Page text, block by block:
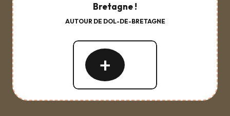
Bretagne !
AUTOUR DE DOL-DE-BRETAGNE